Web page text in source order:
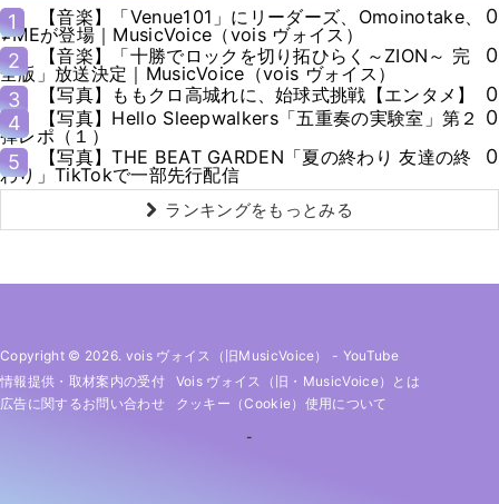
1
【音楽】「Venue101」にリーダーズ、Omoinotake、
≠MEが登場｜MusicVoice（vois ヴォイス）
0
2
【音楽】「十勝でロックを切り拓ひらく～ZION～ 完
全版」放送決定｜MusicVoice（vois ヴォイス）
0
3
【写真】ももクロ高城れに、始球式挑戦【エンタメ】
0
4
【写真】Hello Sleepwalkers「五重奏の実験室」第２
弾レポ（１）
0
5
【写真】THE BEAT GARDEN「夏の終わり 友達の終
わり」TikTokで一部先行配信
0
ランキングをもっとみる
Copyright © 2026. vois ヴォイス（旧MusicVoice） - YouTube
情報提供・取材案内の受付
Vois ヴォイス（旧・MusicVoice）とは
広告に関するお問い合わせ
クッキー（cookie）使用について
-